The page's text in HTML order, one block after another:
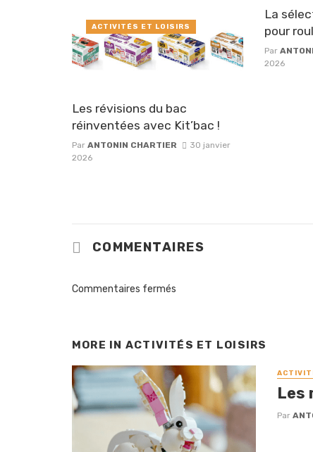
Les révisions du bac
réinventées avec Kit’bac !
Par ANTONIN CHARTIER
30 janvier
2026
ACTIVITÉS ET LOISIRS
La
pour
Par
2026
COMMENTAIRES
Commentaires fermés
MORE IN ACTIVITÉS ET LOISIRS
Les
Par